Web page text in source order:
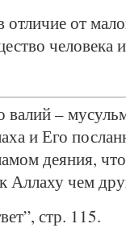
от
человека
валий –
и Его
деяния, что
чем
стр. 115.